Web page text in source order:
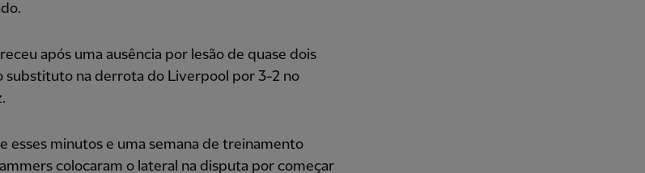
após uma ausência por lesão de quase dois
substituto na derrota do Liverpool por 3-2 no
esses minutos e uma semana de treinamento
colocaram o lateral na disputa por começar